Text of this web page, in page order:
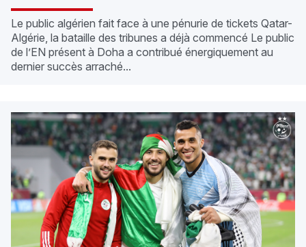
Le public algérien fait face à une pénurie de tickets Qatar-
Algérie, la bataille des tribunes a déjà commencé Le public
de l’EN présent à Doha a contribué énergiquement au
dernier succès arraché...